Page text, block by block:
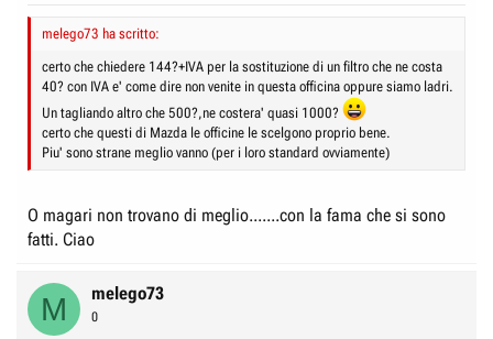
melego73 ha scritto:
certo che chiedere 144?+IVA per la sostituzione di un filtro che ne costa
40? con IVA e' come dire non venite in questa officina oppure siamo ladri.
Un tagliando altro che 500?,ne costera' quasi 1000?
certo che questi di Mazda le officine le scelgono proprio bene.
Piu' sono strane meglio vanno (per i loro standard ovviamente)
O magari non trovano di meglio.......con la fama che si sono
fatti. Ciao
M melego73
0